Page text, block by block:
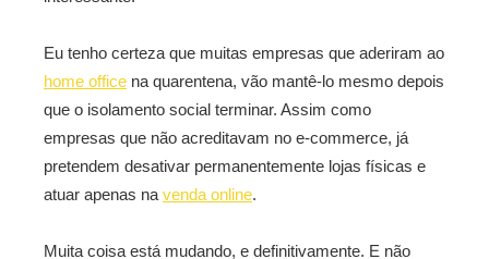
Eu tenho certeza que muitas empresas que aderiram ao
home office na quarentena, vão mantê-lo mesmo depois
que o isolamento social terminar. Assim como
empresas que não acreditavam no e-commerce, já
pretendem desativar permanentemente lojas físicas e
atuar apenas na venda online.
Muita coisa está mudando, e definitivamente. E não